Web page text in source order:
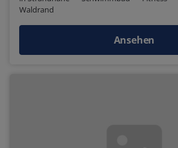
Waldrand
Ansehen